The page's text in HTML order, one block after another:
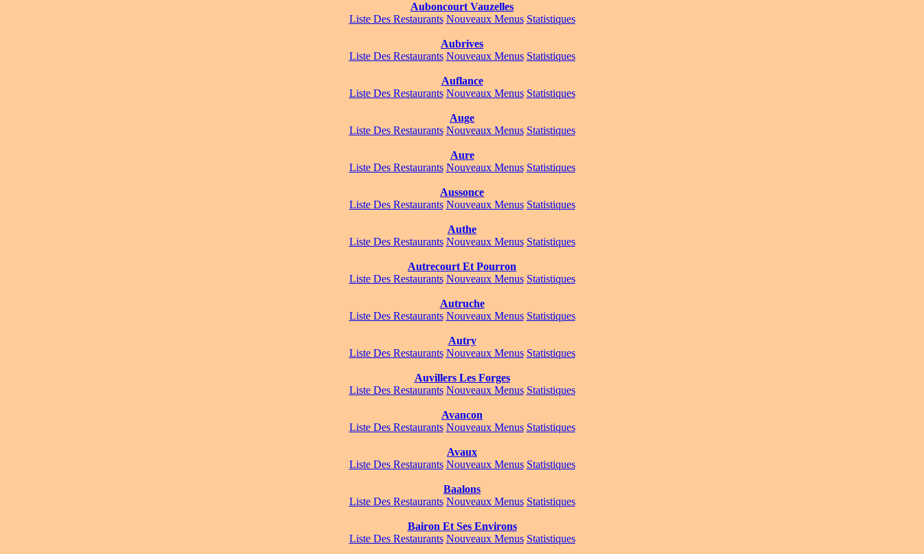
Auboncourt Vauzelles
Liste Des Restaurants Nouveaux Menus Statistiques
Aubrives
Liste Des Restaurants Nouveaux Menus Statistiques
Auflance
Liste Des Restaurants Nouveaux Menus Statistiques
Auge
Liste Des Restaurants Nouveaux Menus Statistiques
Aure
Liste Des Restaurants Nouveaux Menus Statistiques
Aussonce
Liste Des Restaurants Nouveaux Menus Statistiques
Authe
Liste Des Restaurants Nouveaux Menus Statistiques
Autrecourt Et Pourron
Liste Des Restaurants Nouveaux Menus Statistiques
Autruche
Liste Des Restaurants Nouveaux Menus Statistiques
Autry
Liste Des Restaurants Nouveaux Menus Statistiques
Auvillers Les Forges
Liste Des Restaurants Nouveaux Menus Statistiques
Avancon
Liste Des Restaurants Nouveaux Menus Statistiques
Avaux
Liste Des Restaurants Nouveaux Menus Statistiques
Baalons
Liste Des Restaurants Nouveaux Menus Statistiques
Bairon Et Ses Environs
Liste Des Restaurants Nouveaux Menus Statistiques